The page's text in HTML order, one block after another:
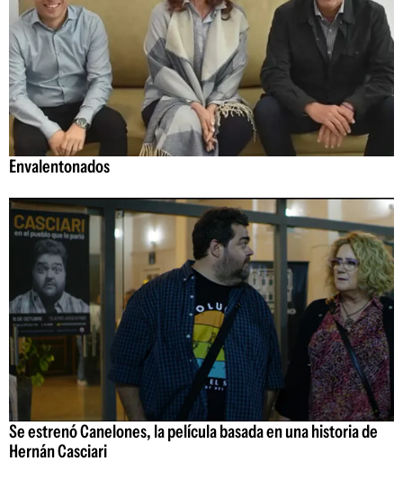
Envalentonados
Se estrenó Canelones, la película basada en una historia de
Hernán Casciari